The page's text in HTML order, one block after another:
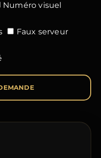
Numéro visuel
Faux serveur